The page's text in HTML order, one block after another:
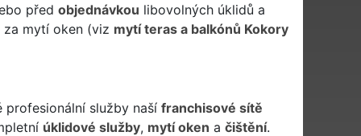
před objednávkou libovolných úklidů a
za mytí oken (viz mytí teras a balkónů Kokory
služby naší franchisové sítě
úklidové služby, mytí oken a čištění.